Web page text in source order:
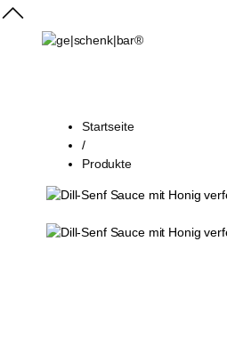
Startseite
/
Produkte